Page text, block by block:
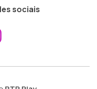
sociais
ao